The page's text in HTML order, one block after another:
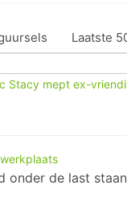
Laatste
Stacy mept ex-
onder de last